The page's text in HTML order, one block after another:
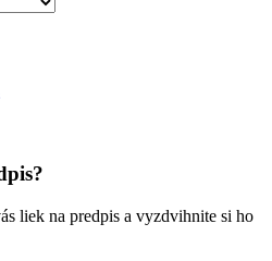
liek na predpis a vyzdvihnite si ho